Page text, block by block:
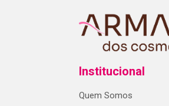
Institucional
Quem Somos